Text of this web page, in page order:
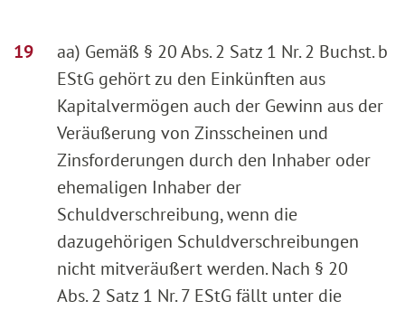
aa) Gemäß § 20 Abs. 2 Satz 1 Nr. 2 Buchst. b
EStG gehört zu den Einkünften aus
Kapitalvermögen auch der Gewinn aus der
Veräußerung von Zinsscheinen und
Zinsforderungen durch den Inhaber oder
ehemaligen Inhaber der
Schuldverschreibung, wenn die
dazugehörigen Schuldverschreibungen
nicht mitveräußert werden. Nach § 20
Abs. 2 Satz 1 Nr. 7 EStG fällt unter die